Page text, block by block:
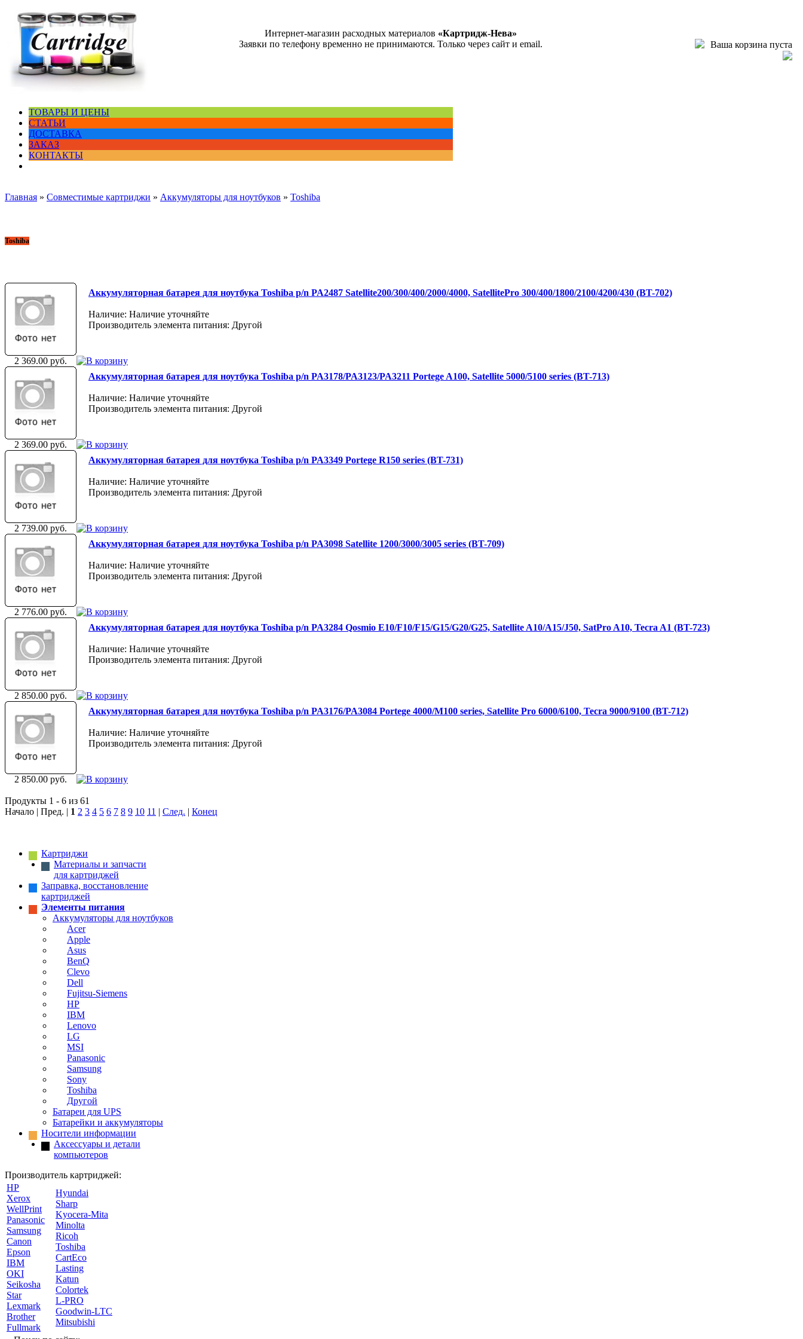
Интернет-магазин расходных материалов «Картридж-Нева»
Заявки по телефону временно не принимаются. Только через сайт и email.
Ваша корзина пуста
ТОВАРЫ И ЦЕНЫ
СТАТЬИ
ДОСТАВКА
ЗАКАЗ
КОНТАКТЫ
Главная » Совместимые картриджи » Аккумуляторы для ноутбуков » Toshiba
Toshiba
Аккумуляторная батарея для ноутбука Toshiba p/n PA2487 Satellite200/300/400/2000/4000, SatellitePro 300/400/1800/2100/4200/430 (BT-702)
Наличие: Наличие уточняйте
Производитель элемента питания: Другой
2 369.00 руб.
Аккумуляторная батарея для ноутбука Toshiba p/n PA3178/PA3123/PA3211 Portege A100, Satellite 5000/5100 series (BT-713)
Наличие: Наличие уточняйте
Производитель элемента питания: Другой
2 369.00 руб.
Аккумуляторная батарея для ноутбука Toshiba p/n PA3349 Portege R150 series (BT-731)
Наличие: Наличие уточняйте
Производитель элемента питания: Другой
2 739.00 руб.
Аккумуляторная батарея для ноутбука Toshiba p/n PA3098 Satellite 1200/3000/3005 series (BT-709)
Наличие: Наличие уточняйте
Производитель элемента питания: Другой
2 776.00 руб.
Аккумуляторная батарея для ноутбука Toshiba p/n PA3284 Qosmio E10/F10/F15/G15/G20/G25, Satellite A10/A15/J50, SatPro A10, Tecra A1 (BT-723)
Наличие: Наличие уточняйте
Производитель элемента питания: Другой
2 850.00 руб.
Аккумуляторная батарея для ноутбука Toshiba p/n PA3176/PA3084 Portege 4000/M100 series, Satellite Pro 6000/6100, Tecra 9000/9100 (BT-712)
Наличие: Наличие уточняйте
Производитель элемента питания: Другой
2 850.00 руб.
Продукты 1 - 6 из 61
Начало | Пред. | 1 2 3 4 5 6 7 8 9 10 11 | След. | Конец
Картриджи
Материалы и запчасти
для картриджей
Заправка, восстановление
картриджей
Элементы питания
Аккумуляторы для ноутбуков
Acer
Apple
Asus
BenQ
Clevo
Dell
Fujitsu-Siemens
HP
IBM
Lenovo
LG
MSI
Panasonic
Samsung
Sony
Toshiba
Другой
Батареи для UPS
Батарейки и аккумуляторы
Носители информации
Аксессуары и детали
компьютеров
Производитель картриджей:
HP
Xerox
WellPrint
Panasonic
Samsung
Canon
Epson
IBM
OKI
Seikosha
Star
Lexmark
Brother
Fullmark
Hyundai
Sharp
Kyocera-Mita
Minolta
Ricoh
Toshiba
CartEco
Lasting
Katun
Colortek
L-PRO
Goodwin-LTC
Mitsubishi